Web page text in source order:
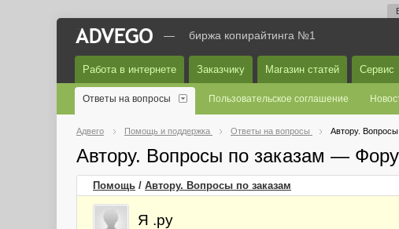
— биржа копирайтинга №1
Работа в интернете Заказчику Магазин статей Сервис
Ответы на вопросы Пользовательское соглашение
Адвего Помощь и поддержка Ответы на вопросы Автору. Вопросы
Автору. Вопросы по заказам —
Помощь / Автору. Вопросы по заказам
Я .ру